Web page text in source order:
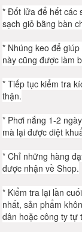
* Đốt lửa để hết các
sạch giỏ bằng bàn
* Nhúng keo để
này cũng được làm
* Tiếp tục kiểm tra
thận.
* Phơi nắng 1-2
mà lại được diệt
* Chỉ những hàng
được nhận về Shop.
* Kiểm tra lại lần
nhất, sản phẩm
dân hoặc công ty tự